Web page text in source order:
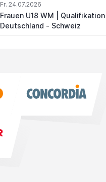
Fr. 24.07.2026
Frauen U18 WM | Qualifikation |
Deutschland - Schweiz